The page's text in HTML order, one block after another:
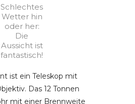
Schlechtes
Wetter hin
oder her:
Die
Aussicht ist
fantastisch!
ist ein Teleskop mit
Das 12 Tonnen
mit einer Brennweite